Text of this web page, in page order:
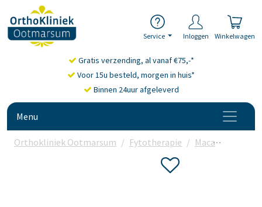
Service Inloggen Winkelwagen
Gratis verzending, al vanaf €75,-*
Voor 15u besteld, morgen in huis*
Binnen 24uur afgeleverd
Menu
Orthokliniek Ootmarsum Fytotherapie Maca